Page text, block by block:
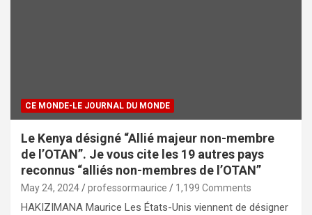
CE MONDE-LE JOURNAL DU MONDE
Le Kenya désigné “Allié majeur non-membre
de l’OTAN”. Je vous cite les 19 autres pays
reconnus “alliés non-membres de l’OTAN”
May 24, 2024 professormaurice 1,199 Comments
HAKIZIMANA Maurice Les États-Unis viennent de désigner